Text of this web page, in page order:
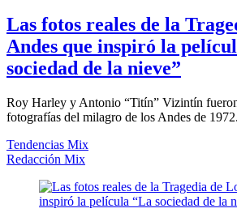
Las fotos reales de la
Andes que inspiró la
sociedad de la nieve”
Roy Harley y Antonio “Titín” Vizintín
fotografías del milagro de los Andes de 1972.
Tendencias Mix
Redacción Mix